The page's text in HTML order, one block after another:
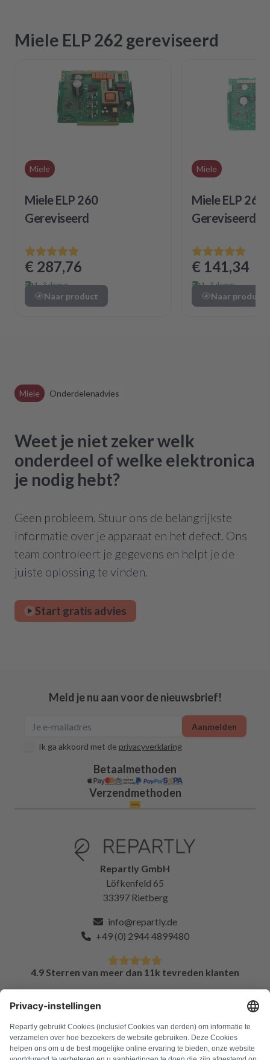
Miele ELP 262 gereviseerd
Miele
Miele ELP 260
Gereviseerd
€ 287,76
1 - 3 dagen
Naar product
Miele
Miele ELP 262
Gereviseerd
€ 141,34
1 - 3 dagen
Naar product
Miele Onderdelenadvies
Weet je niet zeker welk
onderdeel of welke elektronica
je nodig hebt?
Geen probleem. Stuur ons de belangrijkste
informatie over je apparaat en het defect. Ons
team controleert je gegevens en helpt je de
juiste oplossing te vinden.
Start gratis advies
Meld je nu aan voor de nieuwsbrief!
Ik ga akkoord met de privacyverklaring
Aanmelden
Betaalmethoden
Verzendmethoden
Repartly GmbH
Löfkenfeld 65
33397 Rietberg
info@repartly.de
+49 (0) 2944 4899480
4.9 Sterren van meer dan 11k tevreden klanten
FAQ